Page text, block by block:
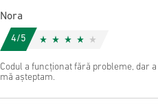
Nora
4/5
Codul a funcționat fără probleme, dar
mă așteptam.